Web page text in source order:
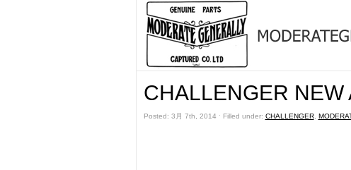
CHALLENGER NEW
Posted: 3月 7th, 2014 ˑ Filled under: CHALLENGER,